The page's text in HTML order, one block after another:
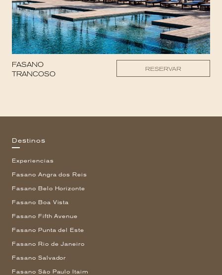
FASANO
TRANCOSO
RESERVAR
Destinos
Experiencias
Fasano Angra dos Reis
Fasano Belo Horizonte
Fasano Boa Vista
Fasano Fifth Avenue
Fasano Punta del Este
Fasano Rio de Janeiro
Fasano Salvador
Fasano São Paulo Itaim